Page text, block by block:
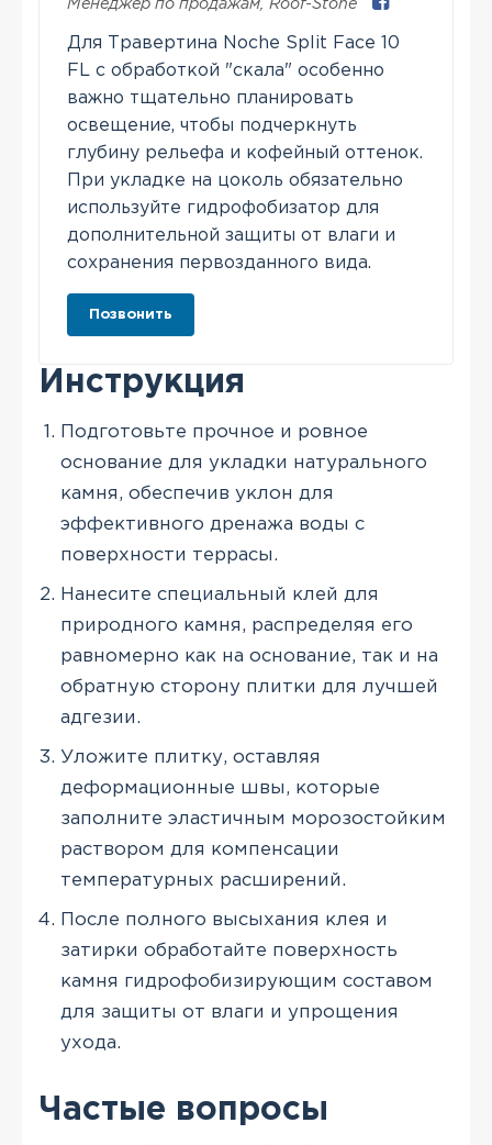
Менеджер по продажам, Roof-Stone
Для Травертина Noche Split Face 10
FL с обработкой "скала" особенно
важно тщательно планировать
освещение, чтобы подчеркнуть
глубину рельефа и кофейный оттенок.
При укладке на цоколь обязательно
используйте гидрофобизатор для
дополнительной защиты от влаги и
сохранения первозданного вида.
Позвонить
Инструкция
Подготовьте прочное и ровное
основание для укладки натурального
камня, обеспечив уклон для
эффективного дренажа воды с
поверхности террасы.
Нанесите специальный клей для
природного камня, распределяя его
равномерно как на основание, так и на
обратную сторону плитки для лучшей
адгезии.
Уложите плитку, оставляя
деформационные швы, которые
заполните эластичным морозостойким
раствором для компенсации
температурных расширений.
После полного высыхания клея и
затирки обработайте поверхность
камня гидрофобизирующим составом
для защиты от влаги и упрощения
ухода.
Частые вопросы